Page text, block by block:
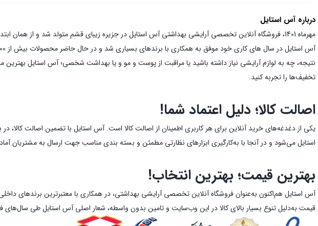
درباره آس استایل
مهرماه 1401، فروشگاه آنلاین تخصصی آرایشی بهداشتی آس استایل در جزیره زیبای قشم متولد شد و از همان ابتدا با هدف قرار دادن ارائه بهترین قیمت و تضمین اصالت کالا توانست به جایگاه ویژه‌ای دست یابد.
نتیجه، چه به لوازم آرایشی نیاز داشته باشید یا مراقبت از پوست و مو و یا بهداشت شخصی؛ آس استایل
تخفیف‌ها را تجربه کنید.
اصالت کالا؛ دلیل اعتماد شما!
یکی از دغدغه‌های خرید آنلاین برای هر کاربری اطمینان از اصالت کالا است. آس استایل با تضمین اصالت کالا،
استایل می‌شود و در آنجا با به‌کارگیری ابزارهای نظارتی مطمئن و بسته بندی مناسب جهت ارسال به مشتریان
بهترین قیمت؛ بهترین انتخاب!
آس استایل هم‌اکنون به‌عنوان فروشگاه آنلاین تخصصی آرایشی بهداشتی، در همکاری با معتبرترین برندهای
قیمت به‌دلیل تنوع بسیار بالای کالا در این وب‌سایت و تامین بدون واسطه، شعار اصلی آس استایل طی سال‌های